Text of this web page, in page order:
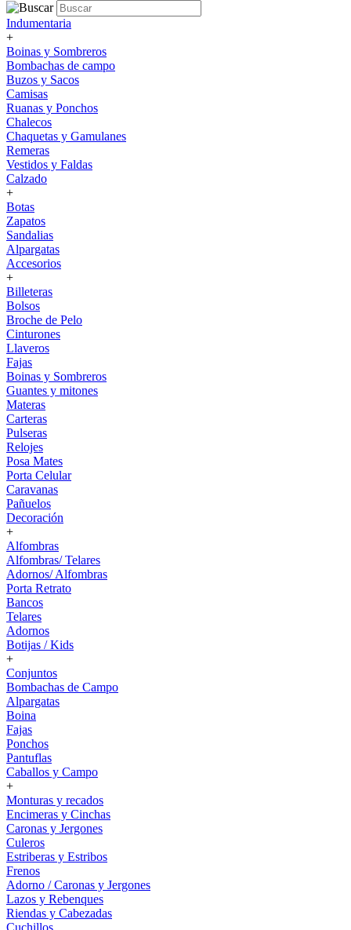
Indumentaria
+
Boinas y Sombreros
Bombachas de campo
Buzos y Sacos
Camisas
Ruanas y Ponchos
Chalecos
Chaquetas y Gamulanes
Remeras
Vestidos y Faldas
Calzado
+
Botas
Zapatos
Sandalias
Alpargatas
Accesorios
+
Billeteras
Bolsos
Broche de Pelo
Cinturones
Llaveros
Fajas
Boinas y Sombreros
Guantes y mitones
Materas
Carteras
Pulseras
Relojes
Posa Mates
Porta Celular
Caravanas
Pañuelos
Decoración
+
Alfombras
Alfombras/ Telares
Adornos/ Alfombras
Porta Retrato
Bancos
Telares
Adornos
Botijas / Kids
+
Conjuntos
Bombachas de Campo
Alpargatas
Boina
Fajas
Ponchos
Pantuflas
Caballos y Campo
+
Monturas y recados
Encimeras y Cinchas
Caronas y Jergones
Culeros
Estriberas y Estribos
Frenos
Adorno / Caronas y Jergones
Lazos y Rebenques
Riendas y Cabezadas
Cuchillos